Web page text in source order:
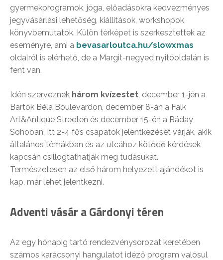
gyermekprogramok, jóga, előadásokra kedvezményes
jegyvásárlási lehetőség, kiállítások, workshopok,
könyvbemutatók. Külön térképet is szerkesztettek az
eseményre, ami a bevasarloutca.hu/slowxmas
oldalról is elérhető, de a Margit-negyed nyitóoldalán is
fent van.
Idén szerveznek három kvízestet , december 1-jén a
Bartók Béla Boulevardon, december 8-án a Falk
Art&Antique Streeten és december 15-én a Ráday
Sohoban. Itt 2-4 fős csapatok jelentkezését várják, akik
általános témákban és az utcához kötődő kérdések
kapcsán csillogtathatják meg tudásukat.
Természetesen az első három helyezett ajándékot is
kap, már lehet jelentkezni.
Adventi vásár a Gárdonyi téren
Az egy hónapig tartó rendezvénysorozat keretében
számos karácsonyi hangulatot idéző program valósul